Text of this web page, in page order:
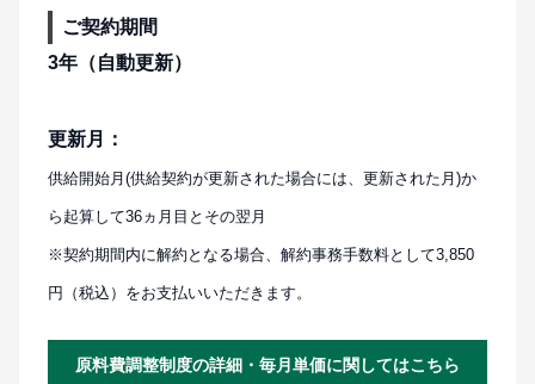
ご契約期間
3年（自動更新）
更新月：
供給開始月(供給契約が更新された場合には、更新された月)か
ら起算して36ヵ月目とその翌月
※契約期間内に解約となる場合、解約事務手数料として3,850
円（税込）をお支払いいただきます。
原料費調整制度の詳細・毎月単価に関してはこちら